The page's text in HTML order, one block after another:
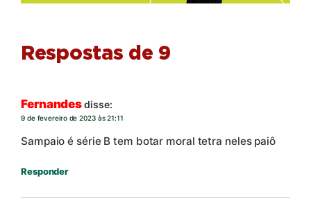
Respostas de 9
Fernandesdisse:
9 de fevereiro de 2023 às 21:11
Sampaio é série B tem botar moral tetra neles paiô
Responder